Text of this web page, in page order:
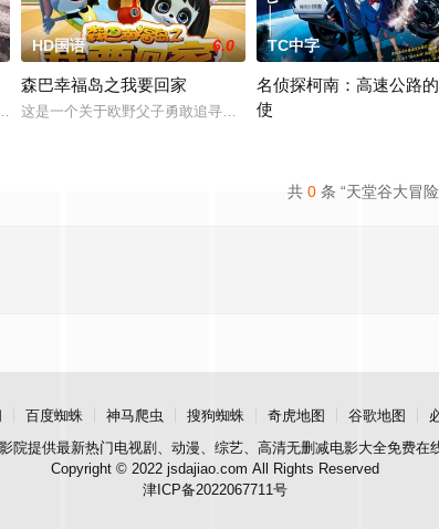
女在此谱写短暂却珍贵的相遇篇章。不久的未来……东京的 1
、山神Sorrel、孤儿Ben，因银龙的家园无法继续居住，共同踏上去
HD国语 6.0
森巴幸福岛之我要回家
这是一个关于欧野父子勇敢追寻回家道路的故事，父子二人意外
TC中字
名侦探柯南：高速公路
使
共 0 条 “天堂谷大冒
百度蜘蛛 神马爬虫 搜狗蜘蛛 奇虎地图 谷歌地图
院提供最新热门电视剧、动漫、综艺、高清无删减电影大全免费在
Copyright © 2022 jsdajiao.com All Rights Reserved
津ICP备2022067711号